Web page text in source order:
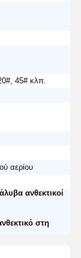
45# κλπ.
αερίου
ανθεκτικοί
στη